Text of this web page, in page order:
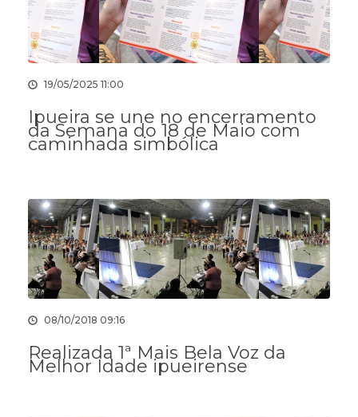
19/05/2025 11:00
Ipueira se une no encerramento
da Semana do 18 de Maio com
caminhada simbólica
08/10/2018 09:16
Realizada 1ª Mais Bela Voz da
Melhor Idade ipueirense